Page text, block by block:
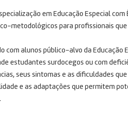
em Educação Especial
metodológicos para profissionais
com alunos público-alvo da Educação
estudantes surdocegos ou com
seus sintomas e as dificuldades
e as adaptações que permitem